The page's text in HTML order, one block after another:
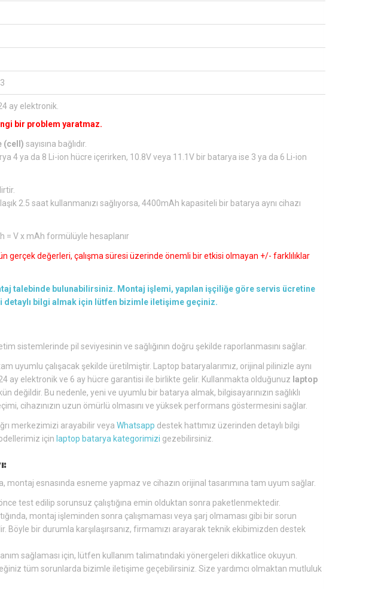
ay elektronik.
bir problem yaratmaz.
(cell) sayısına bağlıdır.
4 ya da 8 Li-ion hücre içerirken, 10.8V veya 11.1V bir batarya ise 3 ya da 6 Li-ion
2.5 saat kullanmanızı sağlıyorsa, 4400mAh kapasiteli bir batarya aynı cihazı
= V x mAh formülüyle hesaplanır
gerçek değerleri, çalışma süresi üzerinde önemli bir etkisi olmayan +/- farklılıklar
talebinde bulunabilirsiniz. Montaj işlemi, yapılan işçiliğe göre servis ücretine
detaylı bilgi almak için lütfen bizimle iletişime geçiniz.
sistemlerinde pil seviyesinin ve sağlığının doğru şekilde raporlanmasını sağlar.
uyumlu çalışacak şekilde üretilmiştir. Laptop bataryalarımız, orijinal pilinizle aynı
ay elektronik ve 6 ay hücre garantisi ile birlikte gelir. Kullanmakta olduğunuz laptop
değildir. Bu nedenle, yeni ve uyumlu bir batarya almak, bilgisayarınızın sağlıklı
cihazınızın uzun ömürlü olmasını ve yüksek performans göstermesini sağlar.
merkezimizi arayabilir veya Whatsapp destek hattımız üzerinden detaylı bilgi
için laptop batarya kategorimizi gezebilirsiniz.
montaj esnasında esneme yapmaz ve cihazın orijinal tasarımına tam uyum sağlar.
test edilip sorunsuz çalıştığına emin olduktan sonra paketlenmektedir.
montaj işleminden sonra çalışmaması veya şarj olmaması gibi bir sorun
Böyle bir durumla karşılaşırsanız, firmamızı arayarak teknik ekibimizden destek
sağlaması için, lütfen kullanım talimatındaki yönergeleri dikkatlice okuyun.
tüm sorunlarda bizimle iletişime geçebilirsiniz. Size yardımcı olmaktan mutluluk